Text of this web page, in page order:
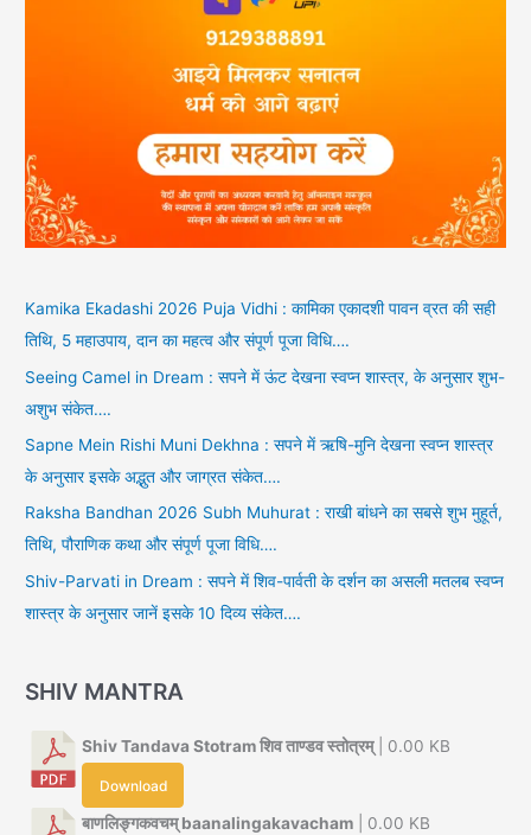
Kamika Ekadashi 2026 Puja Vidhi : कामिका एकादशी पावन व्रत की सही
तिथि, 5 महाउपाय, दान का महत्व और संपूर्ण पूजा विधि….
Seeing Camel in Dream : सपने में ऊंट देखना स्वप्न शास्त्र, के अनुसार शुभ-
अशुभ संकेत….
Sapne Mein Rishi Muni Dekhna : सपने में ऋषि-मुनि देखना स्वप्न शास्त्र
के अनुसार इसके अद्भुत और जाग्रत संकेत….
Raksha Bandhan 2026 Subh Muhurat : राखी बांधने का सबसे शुभ मुहूर्त,
तिथि, पौराणिक कथा और संपूर्ण पूजा विधि….
Shiv-Parvati in Dream : सपने में शिव-पार्वती के दर्शन का असली मतलब स्वप्न
शास्त्र के अनुसार जानें इसके 10 दिव्य संकेत….
SHIV MANTRA
Shiv Tandava Stotram शिव ताण्डव स्तोत्रम्| 0.00 KB
Download
बाणलिङ्गकवचम् baanalingakavacham | 0.00 KB